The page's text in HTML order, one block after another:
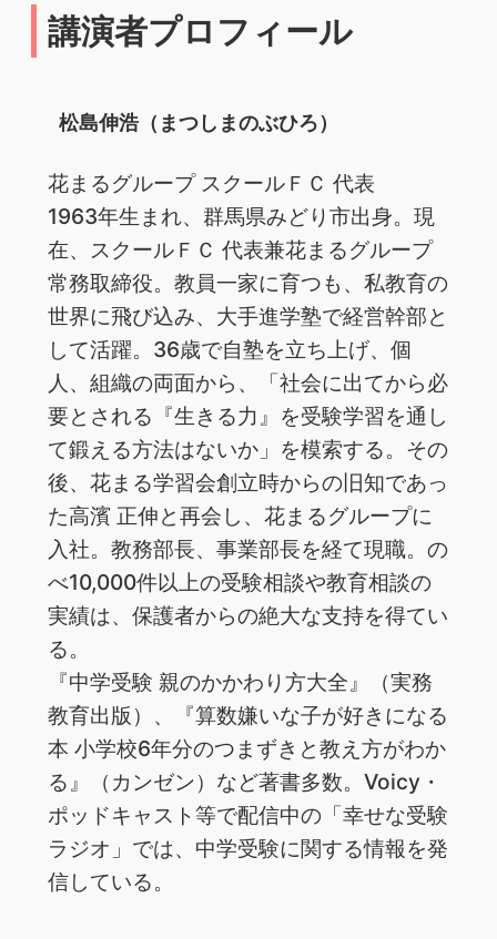
講演者プロフィール
松島伸浩（まつしまのぶひろ）
花まるグループ スクールＦＣ 代表
1963年生まれ、群馬県みどり市出身。現
在、スクールＦＣ 代表兼花まるグループ
常務取締役。教員一家に育つも、私教育の
世界に飛び込み、大手進学塾で経営幹部と
して活躍。36歳で自塾を立ち上げ、個
人、組織の両面から、「社会に出てから必
要とされる『生きる力』を受験学習を通し
て鍛える方法はないか」を模索する。その
後、花まる学習会創立時からの旧知であっ
た高濱 正伸と再会し、花まるグループに
入社。教務部長、事業部長を経て現職。の
べ10,000件以上の受験相談や教育相談の
実績は、保護者からの絶大な支持を得てい
る。
『中学受験 親のかかわり方大全』（実務
教育出版）、『算数嫌いな子が好きになる
本 小学校6年分のつまずきと教え方がわか
る』（カンゼン）など著書多数。Voicy・
ポッドキャスト等で配信中の「幸せな受験
ラジオ」では、中学受験に関する情報を発
信している。